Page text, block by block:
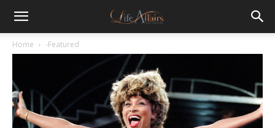
Home -Featured